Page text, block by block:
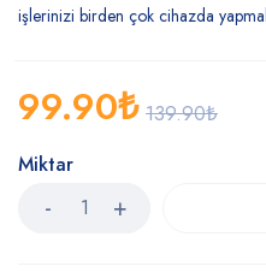
işlerinizi birden çok cihazda
139.90₺
99.90₺
Miktar